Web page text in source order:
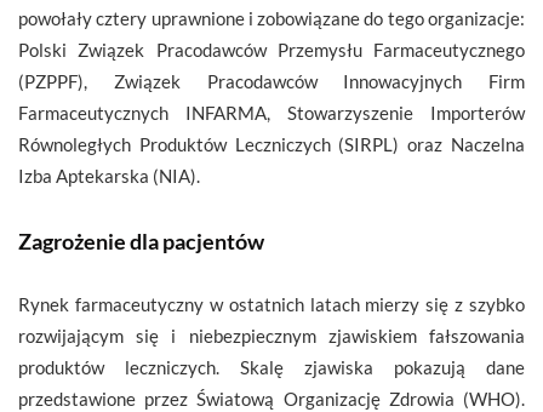
powołały cztery uprawnione i zobowiązane do tego organizacje:
Polski Związek Pracodawców Przemysłu Farmaceutycznego
(PZPPF), Związek Pracodawców Innowacyjnych Firm
Farmaceutycznych INFARMA, Stowarzyszenie Importerów
Równoległych Produktów Leczniczych (SIRPL) oraz Naczelna
Izba Aptekarska (NIA).
Zagrożenie dla pacjentów
Rynek farmaceutyczny w ostatnich latach mierzy się z szybko
rozwijającym się i niebezpiecznym zjawiskiem fałszowania
produktów leczniczych. Skalę zjawiska pokazują dane
przedstawione przez Światową Organizację Zdrowia (WHO).